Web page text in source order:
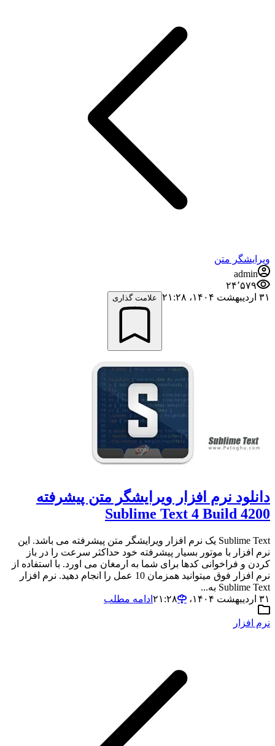
ویرایشگر متن
admin
۲۴٬۵۷۹
۳۱ اردیبهشت ۱۴۰۴،‏ ۲۱:۲۸
علامت گذاری
دانلود نرم افزار ویرایشگر متن پیشرفته
Sublime Text 4 Build 4200
Sublime Text یک نرم افزار ویرایشگر متن پیشرفته می باشد. این
نرم افزار با موتور بسیار پیشرفته خود حداکثر سرعت را در باز
کردن و فراخوانی کدها برای شما به ارمغان می اورد. با استفاده از
نرم افزار فوق میتوانید همزمان 10 عمل را انجام دهید. نرم افزار
Sublime Text به...
۳۱ اردیبهشت ۱۴۰۴،‏ ۲۱:۲۸
ادامه مطلب
نرم افزار